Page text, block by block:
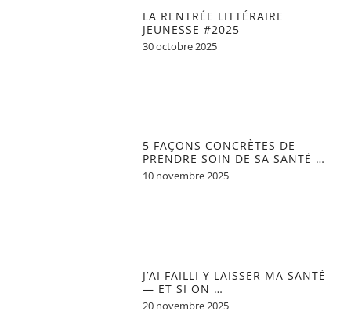
LA RENTRÉE LITTÉRAIRE
JEUNESSE #2025
30 octobre 2025
5 FAÇONS CONCRÈTES DE
PRENDRE SOIN DE SA SANTÉ …
10 novembre 2025
J’AI FAILLI Y LAISSER MA SANTÉ
— ET SI ON …
20 novembre 2025